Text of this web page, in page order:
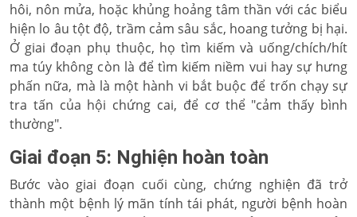
hôi, nôn mửa, hoặc khủng hoảng tâm thần với các biểu
hiện lo âu tột độ, trầm cảm sâu sắc, hoang tưởng bị hại.
Ở giai đoạn phụ thuộc, họ tìm kiếm và uống/chích/hít
ma túy không còn là để tìm kiếm niềm vui hay sự hưng
phấn nữa, mà là một hành vi bắt buộc để trốn chạy sự
tra tấn của hội chứng cai, để cơ thể "cảm thấy bình
thường".
Giai đoạn 5: Nghiện hoàn toàn
Bước vào giai đoạn cuối cùng, chứng nghiện đã trở
thành một bệnh lý mãn tính tái phát, người bệnh hoàn